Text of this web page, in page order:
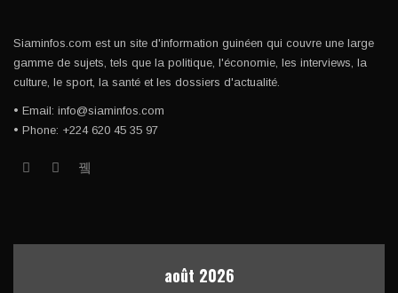
Siaminfos.com est un site d'information guinéen qui couvre une large
gamme de sujets, tels que la politique, l'économie, les interviews, la
culture, le sport, la santé et les dossiers d'actualité.
• Email: info@siaminfos.com
• Phone: +224 620 45 35 97
août 2026